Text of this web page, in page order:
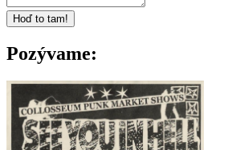
Pozývame: